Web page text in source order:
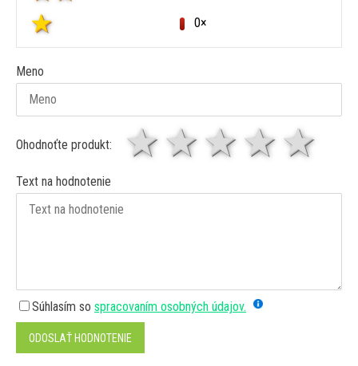
0×
Meno
Ohodnoťte produkt: 4
3
2 hviezdy
1 hviezda
Text na hodnotenie
Súhlasím so spracovaním osobných údajov.
ODOSLAŤ HODNOTENIE